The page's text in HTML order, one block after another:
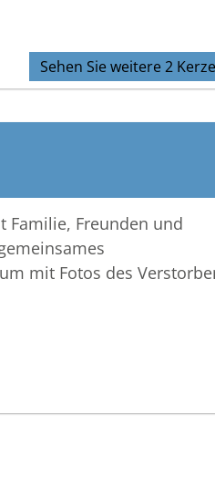
Sehen Sie weitere 2
Familie, Freunden und
mit Fotos des